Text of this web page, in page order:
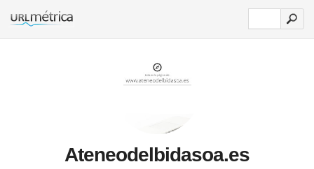
Ateneodelbidasoa.es